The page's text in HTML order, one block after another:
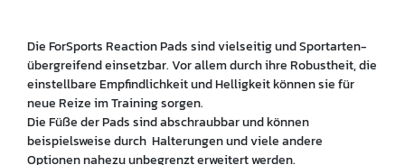
Die ForSports Reaction Pads sind vielseitig und Sportarten-
übergreifend einsetzbar. Vor allem durch ihre Robustheit, die
einstellbare Empfindlichkeit und Helligkeit können sie für
neue Reize im Training sorgen.
Die Füße der Pads sind abschraubbar und können
beispielsweise durch Halterungen und viele andere
Optionen nahezu unbegrenzt erweitert werden.